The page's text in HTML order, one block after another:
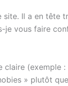
Il a en tête
je vous faire
claire (exemple
» plutôt